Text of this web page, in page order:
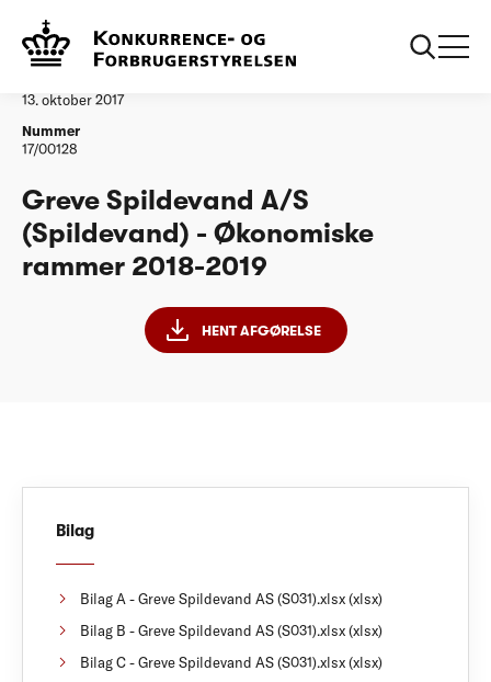
Vandtilsyn
13. oktober 2017
Nummer
17/00128
Greve Spildevand A/S
(Spildevand) - Økonomiske
rammer 2018-2019
HENT AFGØRELSE
Bilag
Bilag A - Greve Spildevand AS (S031).xlsx (xlsx)
Bilag B - Greve Spildevand AS (S031).xlsx (xlsx)
Bilag C - Greve Spildevand AS (S031).xlsx (xlsx)